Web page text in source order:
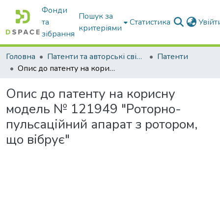
Фонди
та
зібрання
Пошук за
критеріями
Статистика
Головна Патенти та авторські свідоцтва
Патенти
Опис до патенту на корисну модель № 121949 "Роторно-пульсаційний апарат з ротором, що вібрує"
Опис до патенту на корисну
модель № 121949 "Роторно-
пульсаційний апарат з ротором,
що вібрує"